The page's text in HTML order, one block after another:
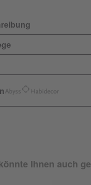
Ihnen auch